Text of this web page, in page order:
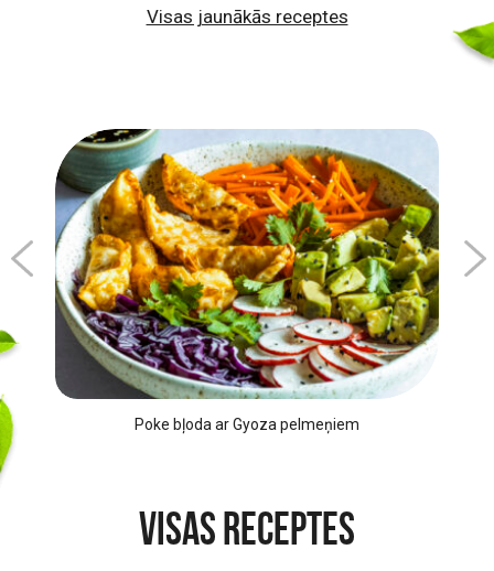
Visas jaunākās receptes
Poke bļoda ar Gyoza pelmeņiem
Visas receptes